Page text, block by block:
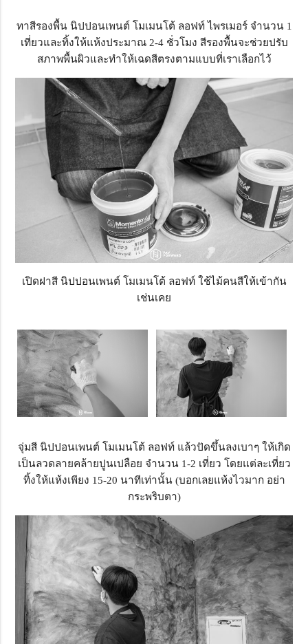
ทาสีรองพื้น นิปปอนเพนต์ โมเมนโต้ ลอฟท์ ไพรเมอร์ จำนวน 1
เที่ยวและทิ้งให้แห้งประมาณ 2-4 ชั่วโมง สีรองพื้นจะช่วยปรับ
สภาพพื้นผิวและทำให้เฉดสีตรงตามแบบที่เราเลือกไว้
เปิดฝาสี นิปปอนเพนต์ โมเมนโต้ ลอฟท์ ใช้ไม้คนสีให้เข้ากัน
เช่นเคย
จุ่มสี นิปปอนเพนต์ โมเมนโต้ ลอฟท์ แล้วปัดขึ้นลงเบาๆ ให้เกิด
เป็นลวดลายคล้ายปูนเปลือย จำนวน 1-2 เที่ยว โดยแต่ละเที่ยว
ทิ้งให้แห้งเพียง 15-20 นาทีเท่านั้น (บอกเลยแห้งไวมาก อย่า
กระพริบตา)